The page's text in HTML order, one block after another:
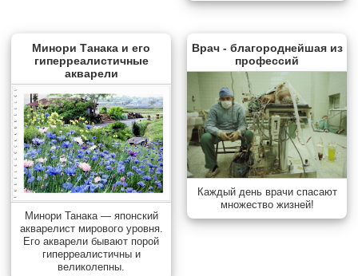
Минори Танака и его
гиперреалистичные
акварели
Минори Танака — японский
акварелист мирового уровня.
Его акварели бывают порой
гиперреалистичны и
великолепны.
Врач - благороднейшая из
профессий
Каждый день врачи спасают
множество жизней!